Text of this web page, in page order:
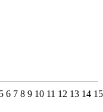
5 6 7 8 9 10 11 12 13 14 15